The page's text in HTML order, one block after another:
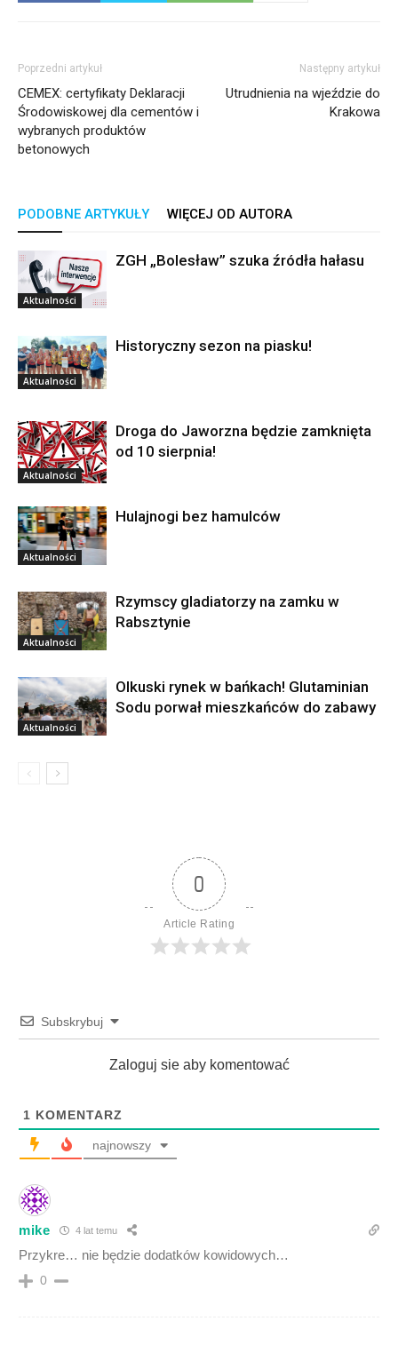
Poprzedni artykuł
CEMEX: certyfikaty Deklaracji
Środowiskowej dla cementów i
wybranych produktów
betonowych
Następny artykuł
Utrudnienia na wjeździe do
Krakowa
PODOBNE ARTYKUŁY WIĘCEJ OD AUTORA
Aktualności
ZGH „Bolesław” szuka źródła hałasu
Aktualności
Historyczny sezon na piasku!
Aktualności
Droga do Jaworzna będzie zamknięta
od 10 sierpnia!
Aktualności
Hulajnogi bez hamulców
Aktualności
Rzymscy gladiatorzy na zamku w
Rabsztynie
Aktualności
Olkuski rynek w bańkach! Glutaminian
Sodu porwał mieszkańców do zabawy
0
Article Rating
Subskrybuj
Zaloguj sie aby komentować
1 KOMENTARZ
najnowszy
mike 4 lat temu
Przykre… nie będzie dodatków kowidowych…
0